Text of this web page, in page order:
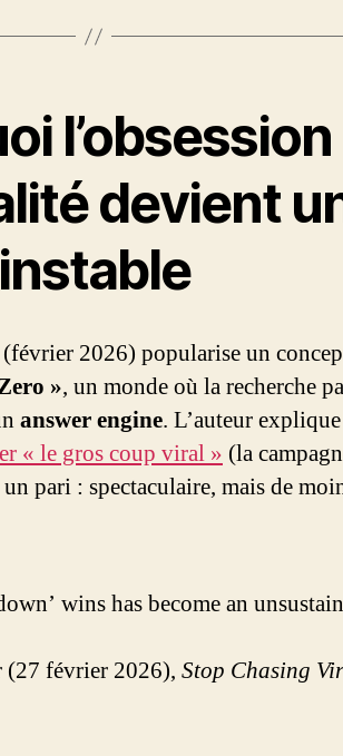
l’obsession
devient
2026) popularise un
», un monde où la recherche
answer engine. L’auteur
« le gros coup viral » (la
pari : spectaculaire, mais de
wins has become an
(27 février 2026), Stop Chasing